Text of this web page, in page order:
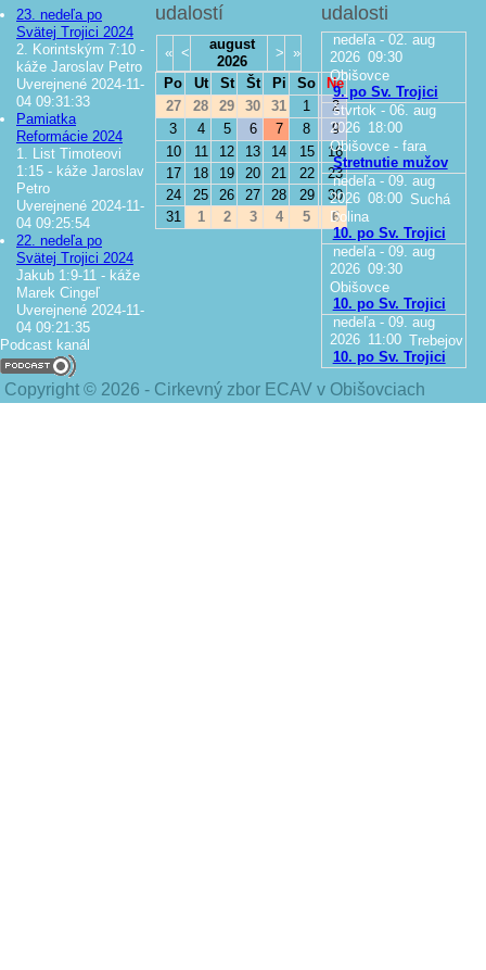
Copyright © 2026 - Cirkevný zbor ECAV v Obišovciach
23. nedeľa po
Svätej Trojici 2024
2. Korintským 7:10 -
káže Jaroslav Petro
Uverejnené 2024-11-
04 09:31:33
Pamiatka
Reformácie 2024
1. List Timoteovi
1:15 - káže Jaroslav
Petro
Uverejnené 2024-11-
04 09:25:54
22. nedeľa po
Svätej Trojici 2024
Jakub 1:9-11 - káže
Marek Cingeľ
Uverejnené 2024-11-
04 09:21:35
Podcast kanál
udalostí
« <
august
2026
> »
Po
Ut St Št Pi So
Ne
27
28 29 30 31 1
2
3
4 5 6 7 8
9
10
11 12 13 14 15
16
17
18 19 20 21 22
23
24
25 26 27 28 29
30
31
1 2 3 4 5 6
udalosti
nedeľa - 02. aug
2026 09:30
Obišovce
9. po Sv. Trojici
štvrtok - 06. aug
2026 18:00
Obišovce - fara
Stretnutie mužov
nedeľa - 09. aug
2026 08:00 Suchá
Dolina
10. po Sv. Trojici
nedeľa - 09. aug
2026 09:30
Obišovce
10. po Sv. Trojici
nedeľa - 09. aug
2026 11:00 Trebejov
10. po Sv. Trojici